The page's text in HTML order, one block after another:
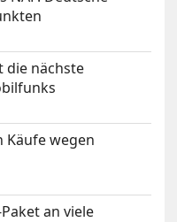
die nächste
Käufe wegen
an viele